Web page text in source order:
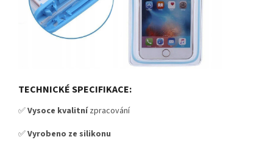
TECHNICKÉ SPECIFIKACE:
✅Vysoce kvalitnízpracování
✅Vyrobeno ze silikonu